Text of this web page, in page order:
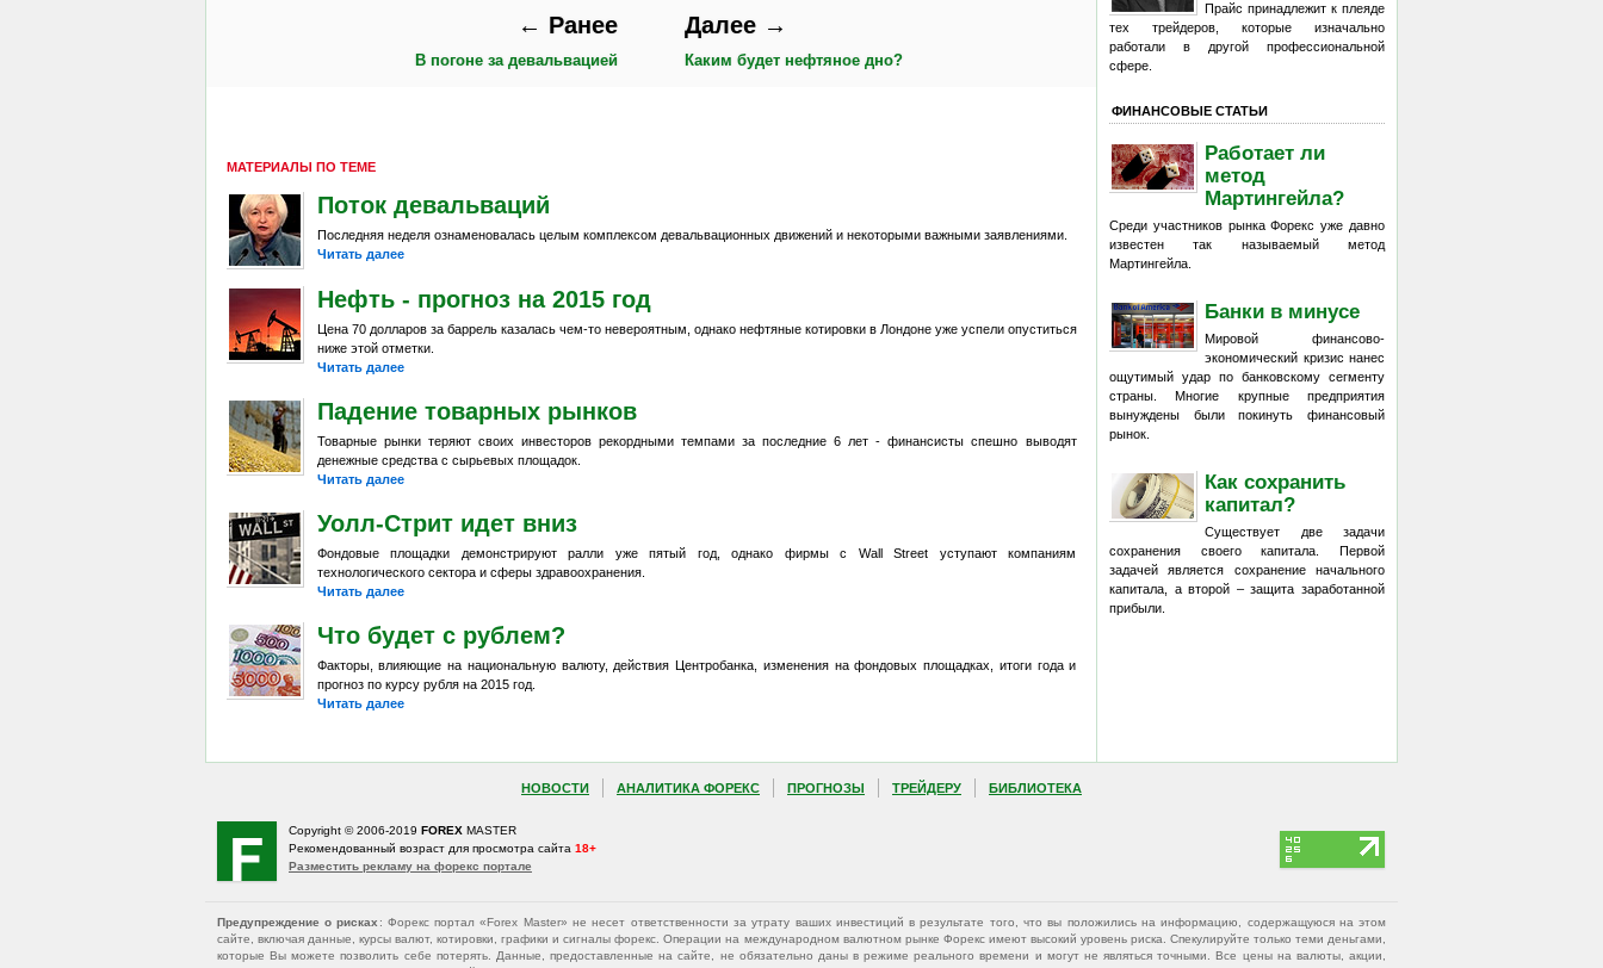
← Ранее
В погоне за девальвацией
Далее →
Каким будет нефтяное дно?
МАТЕРИАЛЫ ПО ТЕМЕ
Поток девальваций
Последняя неделя ознаменовалась целым комплексом девальвационных движений и некоторыми важными заявлениями.
Читать далее
Нефть - прогноз на 2015 год
Цена 70 долларов за баррель казалась чем-то невероятным, однако нефтяные котировки в Лондоне уже успели опуститься
ниже этой отметки.
Читать далее
Падение товарных рынков
Товарные рынки теряют своих инвесторов рекордными темпами за последние 6 лет - финансисты спешно выводят
денежные средства с сырьевых площадок.
Читать далее
Уолл-Стрит идет вниз
Фондовые площадки демонстрируют ралли уже пятый год, однако фирмы с Wall Street уступают компаниям
технологического сектора и сферы здравоохранения.
Читать далее
Что будет с рублем?
Факторы, влияющие на национальную валюту, действия Центробанка, изменения на фондовых площадках, итоги года и
прогноз по курсу рубля на 2015 год.
Читать далее
Прайс принадлежит к плеяде
тех трейдеров, которые изначально
работали в другой профессиональной
сфере.
ФИНАНСОВЫЕ СТАТЬИ
Работает ли
метод
Мартингейла?
Среди участников рынка Форекс уже давно
известен так называемый метод
Мартингейла.
Банки в минусе
Мировой финансово-
экономический кризис нанес
ощутимый удар по банковскому сегменту
страны. Многие крупные предприятия
вынуждены были покинуть финансовый
рынок.
Как сохранить
капитал?
Существует две задачи
сохранения своего капитала. Первой
задачей является сохранение начального
капитала, а второй – защита заработанной
прибыли.
НОВОСТИ АНАЛИТИКА ФОРЕКС ПРОГНОЗЫ ТРЕЙДЕРУ БИБЛИОТЕКА
Copyright © 2006-2019 FOREX MASTER
Рекомендованный возраст для просмотра сайта 18+
Разместить рекламу на форекс портале
Предупреждение о рисках : Форекс портал «Forex Master» не несет ответственности за утрату ваших инвестиций в результате того, что вы положились на информацию, содержащуюся на этом
сайте, включая данные, курсы валют, котировки, графики и сигналы форекс. Операции на международном валютном рынке Форекс имеют высокий уровень риска. Спекулируйте только теми деньгами,
которые Вы можете позволить себе потерять. Данные, предоставленные на сайте, не обязательно даны в режиме реального времени и могут не являться точными. Все цены на валюты, акции,